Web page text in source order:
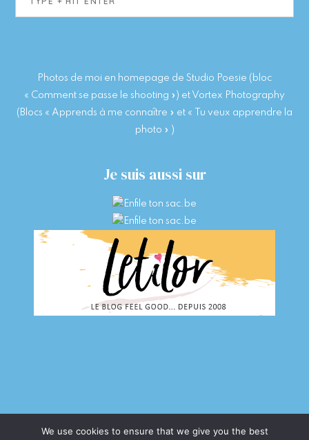
Photos de moi en homepage de Studio Poesie (bloc
« Comment se passe le shooting ») et Vortex Photography
(Blocs « Apprends à me connaître » et « Tu veux apprendre la
photo » )
Je suis aussi sur
We use cookies to ensure that we give you the best